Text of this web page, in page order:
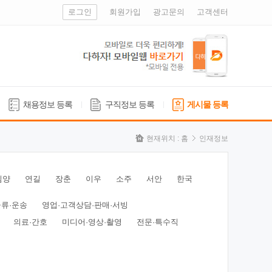
로그인 회원가입 광고문의 고객센터
채용정보 등록 구직정보 등록 게시물 등록
현재위치 : 홈 인재정보
양 연길 장춘 이우 소주 서안 한국
·운송
영업·고객상담·판매·서빙
의료·간호
미디어·영상·촬영 전문·특수직